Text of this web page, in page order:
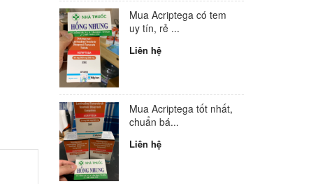
Mua Acriptega có tem
uy tín, rẻ ...
Liên hệ
Mua Acriptega tốt nhất,
chuẩn bá...
Liên hệ